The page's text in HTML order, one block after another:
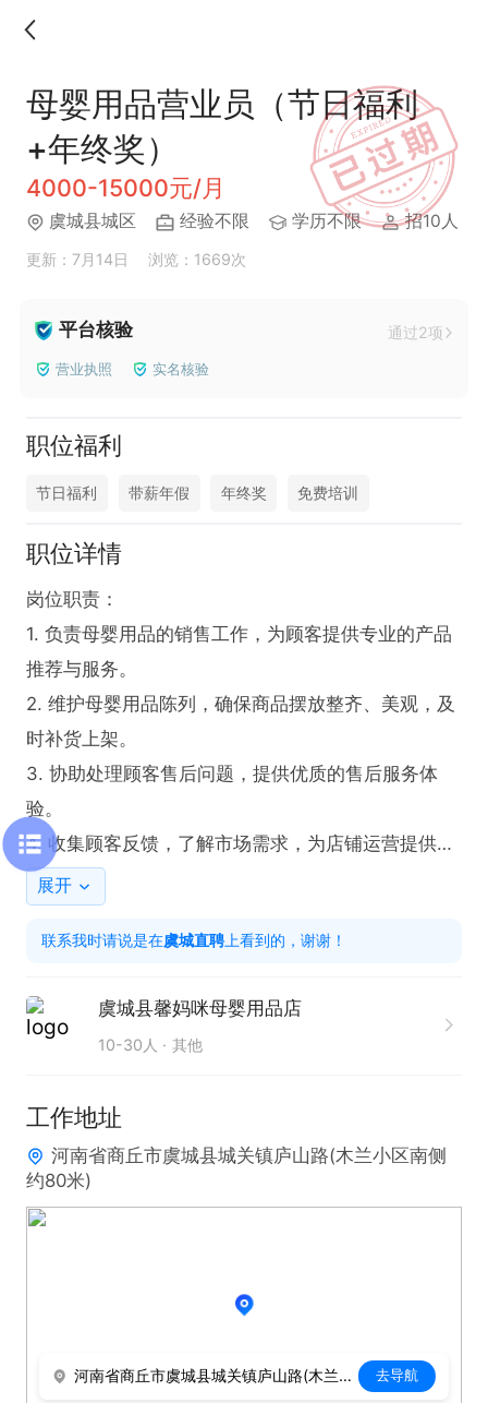
母婴用品营业员（节日福利
+年终奖）
4000-15000元/月
虞城县城区 经验不限 学历不限 招10人
更新：7月14日 浏览：1669次
平台核验 通过2项
营业执照 实名核验
职位福利
节日福利 带薪年假 年终奖 免费培训
职位详情
岗位职责：
1. 负责母婴用品的销售工作，为顾客提供专业的产品
推荐与服务。
2. 维护母婴用品陈列，确保商品摆放整齐、美观，及
时补货上架。
3. 协助处理顾客售后问题，提供优质的售后服务体
验。
4. 收集顾客反馈，了解市场需求，为店铺运营提供有
价值的建议。
任职要求：
关系。
2. 对母婴用品行业有一定了解，熟悉各类母婴产品特
3. 拥有较强的服务意识，能够耐心、细致地为顾客服
务。
4. 工作认真负责，有较强的责任心和团队协作精神。
厚待遇，诚邀有志之士加入我们的团队，共同开启母
展开
联系我时请说是在虞城直聘 上看到的，谢谢！
虞城县馨妈咪母婴用品店
10-30人 其他
工作地址
河南省商丘市虞城县城关镇庐山路(木兰小区南侧
约80米)
河南省商丘市虞城县城关镇庐山路(木兰小区南侧约80米) 去导航